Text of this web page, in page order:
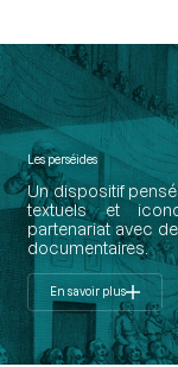
Les perséides
Un dispositif
textuels et
partenariat avec
documentaires.
En savoir plus